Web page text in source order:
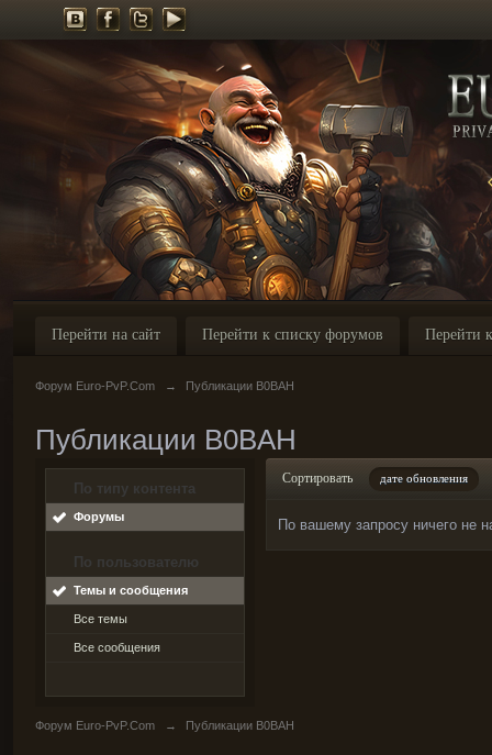
Перейти на сайт Перейти к списку форумов Перейти
Форум Euro-PvP.Com → Публикации B0BAH
Публикации B0BAH
По типу контента
Форумы
По пользователю
Темы и сообщения
Все темы
Все сообщения
Сортировать дате обновления
По вашему запросу ничего не
Форум Euro-PvP.Com → Публикации B0BAH